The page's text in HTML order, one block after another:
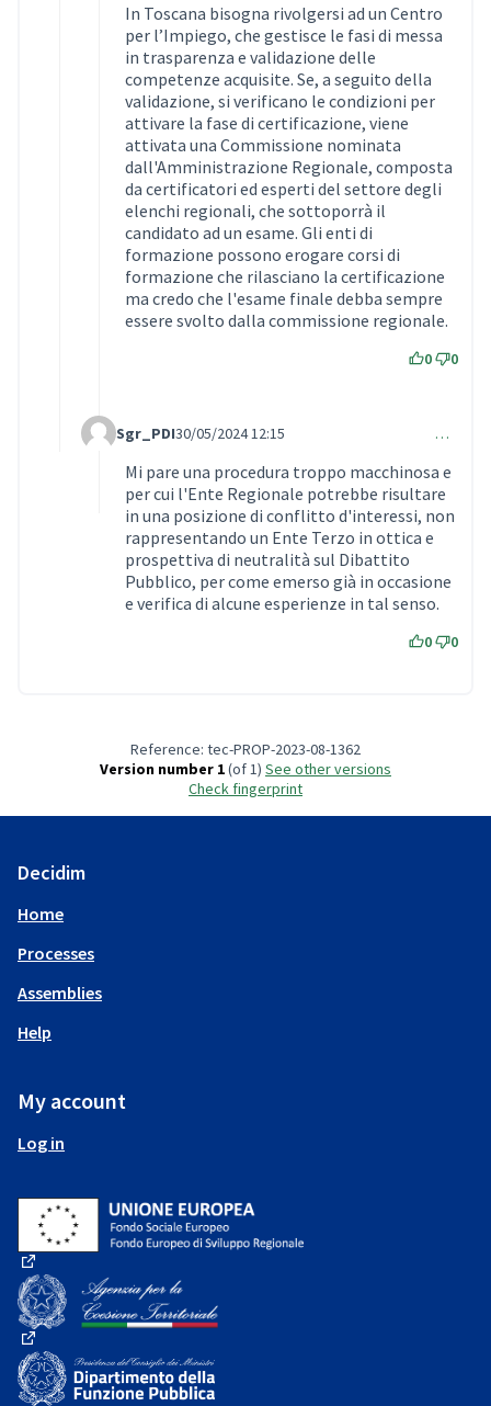
In Toscana bisogna rivolgersi ad un Centro
per l’Impiego, che gestisce le fasi di messa
in trasparenza e validazione delle
competenze acquisite. Se, a seguito della
validazione, si verificano le condizioni per
attivare la fase di certificazione, viene
attivata una Commissione nominata
dall'Amministrazione Regionale, composta
da certificatori ed esperti del settore degli
elenchi regionali, che sottoporrà il
candidato ad un esame. Gli enti di
formazione possono erogare corsi di
formazione che rilasciano la certificazione
ma credo che l'esame finale debba sempre
essere svolto dalla commissione regionale.
0 0
Comment 933 (reply to comment 930)
Sgr_PDI30/05/2024 12:15 …
Mi pare una procedura troppo macchinosa e
per cui l'Ente Regionale potrebbe risultare
in una posizione di conflitto d'interessi, non
rappresentando un Ente Terzo in ottica e
prospettiva di neutralità sul Dibattito
Pubblico, per come emerso già in occasione
e verifica di alcune esperienze in tal senso.
0 0
Reference: tec-PROP-2023-08-1362
Version number 1(of 1)
see other versions
Check fingerprint
Decidim
Home
Processes
Assemblies
Help
My account
Log in
(External link)
(External link)